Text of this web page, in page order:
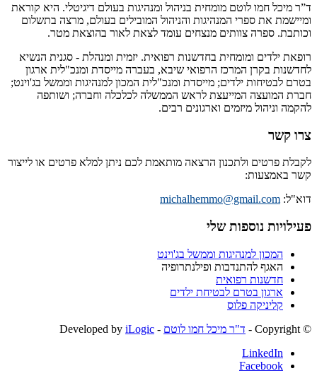
ד”ר מיכל חמו לוטם מומחית בניהול ומנהיגות בעולם דיגיטלי. היא קוראת
ומיישמת את ספרי המנהיגות והניהול המובילים בעולם, מרצה בתשלום
וכותבת. ספרה צוותים מנצחים עומד לצאת לאור בהוצאת מטר.
רופאת ילדים ומומחית בחדשנות רפואית. יזמית ומנהלת - סגנית הנשיא
לחדשנות בקרן המרכז הרפואי שיבא, בעברה מייסדת ומנכ"לית ארגון
בטרם לבטיחות ילדים; מייסדת ומנכ"לית המכון למנהיגות וממשל בג'וינט;
חברת המועצה המייעצת לראש הממשלה לכלכלה וחברה; ושותפה
להקמה וניהול מיזמים וארגונים רבים.
צרו קשר
לקבלת פרטים ולתכנון הרצאה מותאמת לכם ניתן למלא פרטים או לייצור
קשר באמצעות:
דוא"ל: michalhemmo@gmail.com
פעילויות נוספות שלי
המכון למנהיגות וממשל בג'וינט
האגף להתנדבות ופילנתרופיה
חדשנות רפואית
ארגון בטרם לבטיחת ילדים
קליניקה פלוס
© ‫Copyright -
ד"ר מיכל חמו לוטם - Developed by
iLogic
LinkedIn
Facebook